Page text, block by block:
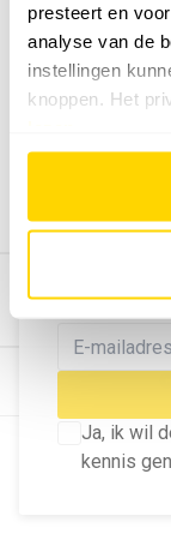
presteert en
analyse van de
instellingen
knoppen. Het
MELD U
Blijf op de
Ja, ik wil
kennis
Vertel
Tip
Bekijk